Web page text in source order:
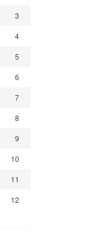
3
4
5
6
7
8
9
10
11
12